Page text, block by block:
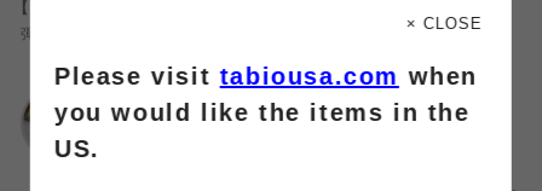
【コラボ】長坂養蜂場×靴下屋 第2
弾
新静岡セノバ店
靴下屋
× CLOSE
Please visittabiousa.com when
you would like the items in the
US.